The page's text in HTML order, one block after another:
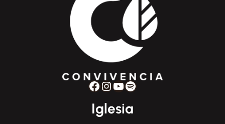
Facebook Instagram YouTube Spotify
Iglesia